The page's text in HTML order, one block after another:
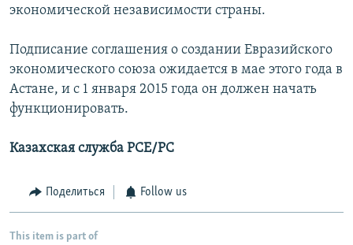
экономической независимости страны.
Подписание соглашения о создании Евразийского
экономического союза ожидается в мае этого года в
Астане, и с 1 января 2015 года он должен начать
функционировать.
Казахская служба РСЕ/РС
Поделиться Follow us
This item is part of